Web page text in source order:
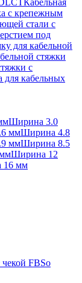
Кабельная
с крепежным
стали с
под
для кабельной
стяжки
с
кабельных
Ширина 3.0
ммШирина 4.8
ммШирина 8.5
Ширина 12
16 мм
FBSo